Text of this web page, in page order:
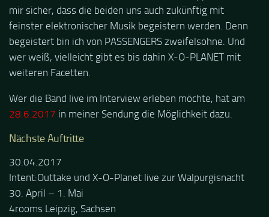
mir sicher, dass die beiden uns auch zukünftig mit
feinster elektronischer Musik begeistern werden. Denn
begeistert bin ich von PASSENGERS zweifelsohne. Und
wer weiß, vielleicht gibt es bis dahin X-O-PLANET mit
weiteren Facetten.
Wer die Band live im Interview erleben möchte, hat am
28.6.2017 in meiner Sendung die Möglichkeit dazu.
Nächste Auftritte
30.04.2017
Intent:Outtake und X-O-Planet live zur Walpurgisnacht
30. April – 1. Mai
4rooms Leipzig, Sachsen